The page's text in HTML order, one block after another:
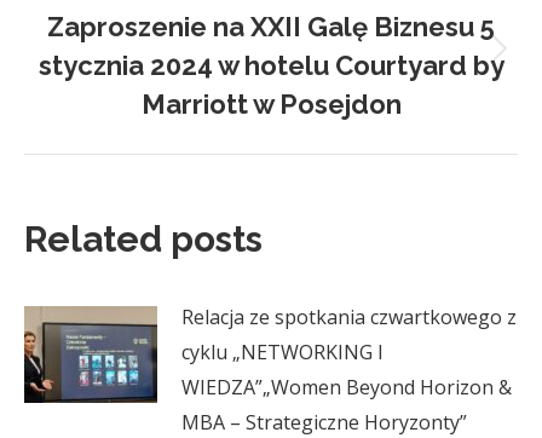
Next
post:
Zaproszenie na XXII Galę Biznesu 5
stycznia 2024 w hotelu Courtyard by
Marriott w Posejdon
Related posts
Relacja ze spotkania czwartkowego z
cyklu „NETWORKING I
WIEDZA”„Women Beyond Horizon &
MBA – Strategiczne Horyzonty”